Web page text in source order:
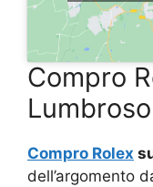
Compro
Lumbroso
Compro Rolex
dell’argomento